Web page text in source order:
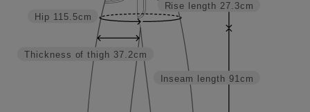
Inseam length 91cm
Rise length 27.3cm
Thickness of thigh 37.2cm
Hip 115.5cm